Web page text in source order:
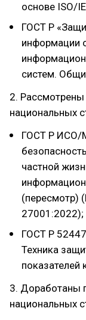
основе ISO/
ГОСТ Р
информации
систем.
2.
национальных
ГОСТ Р ИСО/
частной
(пересмотр)
27001:2022);
ГОСТ Р
Техника
показателей
3. Доработаны
национальных